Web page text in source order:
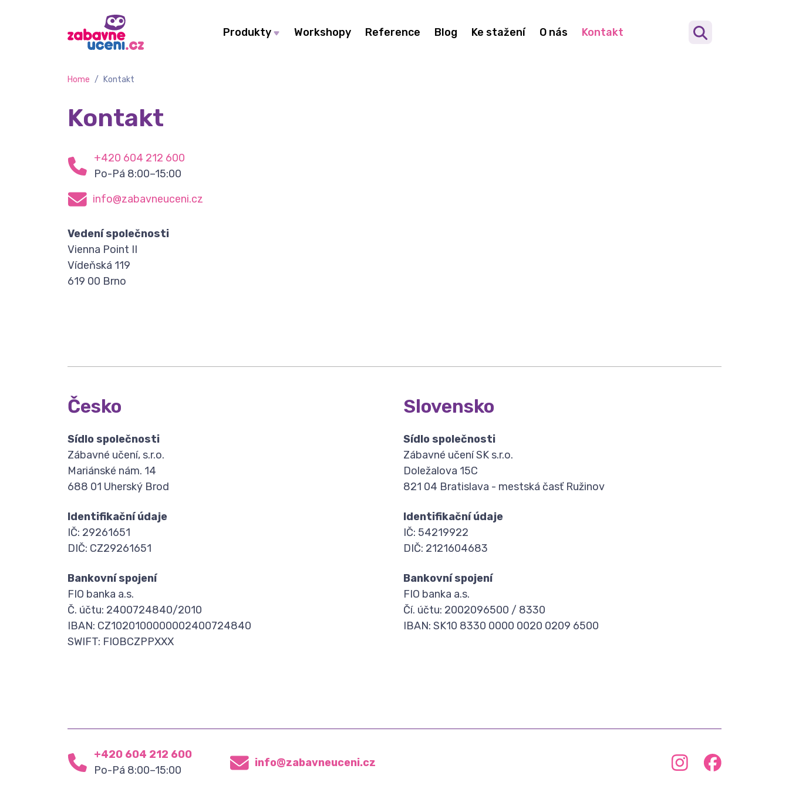
Produkty Workshopy Reference Blog Ke stažení O nás Kontakt
Home / Kontakt
Kontakt
+420 604 212 600
Po-Pá 8:00–15:00
info@zabavneuceni.cz
Vedení společnosti
Vienna Point II
Vídeňská 119
619 00 Brno
Česko
Sídlo společnosti
Zábavné učení, s.r.o.
Mariánské nám. 14
688 01 Uherský Brod
Identifikační údaje
IČ: 29261651
DIČ: CZ29261651
Bankovní spojení
FIO banka a.s.
Č. účtu: 2400724840/2010
IBAN: CZ1020100000002400724840
SWIFT: FIOBCZPPXXX
Slovensko
Sídlo společnosti
Zábavné učení SK s.r.o.
Doležalova 15C
821 04 Bratislava - mestská časť Ružinov
Identifikační údaje
IČ: 54219922
DIČ: 2121604683
Bankovní spojení
FIO banka a.s.
Čí. účtu: 2002096500 / 8330
IBAN: SK10 8330 0000 0020 0209 6500
+420 604 212 600
Po-Pá 8:00–15:00
info@zabavneuceni.cz